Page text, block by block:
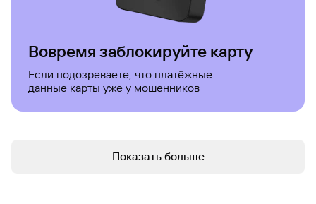
Вовремя заблокируйте карту
Если подозреваете, что платёжные
данные карты уже у мошенников
Показать больше